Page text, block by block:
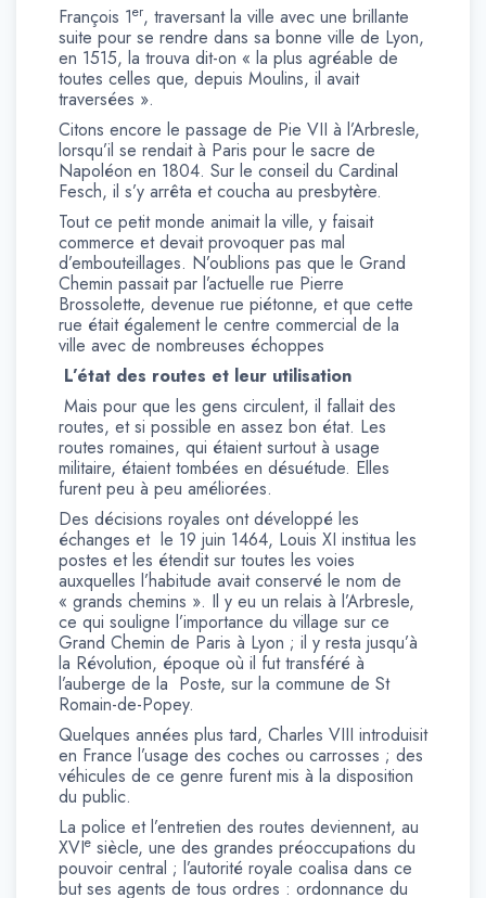
François 1er, traversant la ville avec une brillante
suite pour se rendre dans sa bonne ville de Lyon,
en 1515, la trouva dit-on « la plus agréable de
toutes celles que, depuis Moulins, il avait
traversées ».
Citons encore le passage de Pie VII à l’Arbresle,
lorsqu’il se rendait à Paris pour le sacre de
Napoléon en 1804. Sur le conseil du Cardinal
Fesch, il s’y arrêta et coucha au presbytère.
Tout ce petit monde animait la ville, y faisait
commerce et devait provoquer pas mal
d’embouteillages. N’oublions pas que le Grand
Chemin passait par l’actuelle rue Pierre
Brossolette, devenue rue piétonne, et que cette
rue était également le centre commercial de la
ville avec de nombreuses échoppes
L’état des routes et leur utilisation
Mais pour que les gens circulent, il fallait des
routes, et si possible en assez bon état. Les
routes romaines, qui étaient surtout à usage
militaire, étaient tombées en désuétude. Elles
furent peu à peu améliorées.
Des décisions royales ont développé les
échanges et le 19 juin 1464, Louis XI institua les
postes et les étendit sur toutes les voies
auxquelles l’habitude avait conservé le nom de
« grands chemins ». Il y eu un relais à l’Arbresle,
ce qui souligne l’importance du village sur ce
Grand Chemin de Paris à Lyon ; il y resta jusqu’à
la Révolution, époque où il fut transféré à
l’auberge de la Poste, sur la commune de St
Romain-de-Popey.
Quelques années plus tard, Charles VIII introduisit
en France l’usage des coches ou carrosses ; des
véhicules de ce genre furent mis à la disposition
du public.
La police et l’entretien des routes deviennent, au
XVIe siècle, une des grandes préoccupations du
pouvoir central ; l’autorité royale coalisa dans ce
but ses agents de tous ordres : ordonnance du